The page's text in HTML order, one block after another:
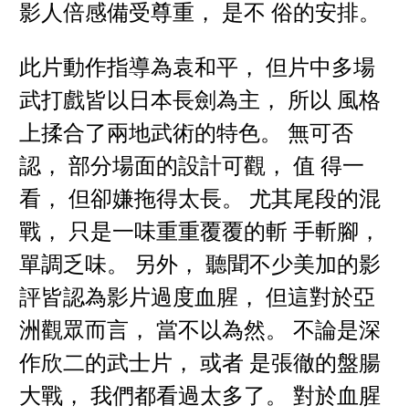
影人倍感備受尊重， 是不 俗的安排。
此片動作指導為袁和平， 但片中多場
武打戲皆以日本長劍為主， 所以 風格
上揉合了兩地武術的特色。 無可否
認， 部分場面的設計可觀， 值 得一
看， 但卻嫌拖得太長。 尤其尾段的混
戰， 只是一味重重覆覆的斬 手斬腳，
單調乏味。 另外， 聽聞不少美加的影
評皆認為影片過度血腥， 但這對於亞
洲觀眾而言， 當不以為然。 不論是深
作欣二的武士片， 或者 是張徹的盤腸
大戰， 我們都看過太多了。 對於血腥